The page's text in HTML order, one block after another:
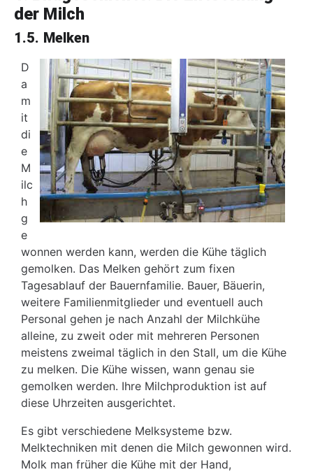
der Milch
1.5. Melken
D
a
m
it
di
e
M
ilc
h
g
e
wonnen werden kann, werden die Kühe täglich
gemolken. Das Melken gehört zum fixen
Tagesablauf der Bauernfamilie. Bauer, Bäuerin,
weitere Familienmitglieder und eventuell auch
Personal gehen je nach Anzahl der Milchkühe
alleine, zu zweit oder mit mehreren Personen
meistens zweimal täglich in den Stall, um die Kühe
zu melken. Die Kühe wissen, wann genau sie
gemolken werden. Ihre Milchproduktion ist auf
diese Uhrzeiten ausgerichtet.
Es gibt verschiedene Melksysteme bzw.
Melktechniken mit denen die Milch gewonnen wird.
Molk man früher die Kühe mit der Hand,